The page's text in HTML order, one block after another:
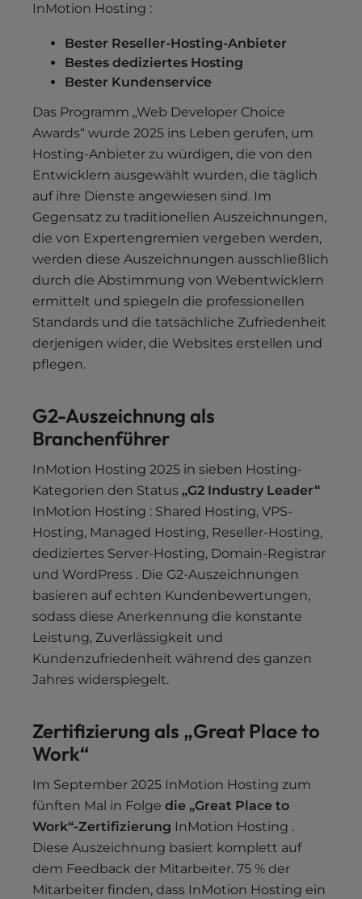
InMotion Hosting :
Bester Reseller-Hosting-Anbieter
Bestes dediziertes Hosting
Bester Kundenservice
Das Programm „Web Developer Choice
Awards“ wurde 2025 ins Leben gerufen, um
Hosting-Anbieter zu würdigen, die von den
Entwicklern ausgewählt wurden, die täglich
auf ihre Dienste angewiesen sind. Im
Gegensatz zu traditionellen Auszeichnungen,
die von Expertengremien vergeben werden,
werden diese Auszeichnungen ausschließlich
durch die Abstimmung von Webentwicklern
ermittelt und spiegeln die professionellen
Standards und die tatsächliche Zufriedenheit
derjenigen wider, die Websites erstellen und
pflegen.
G2-Auszeichnung als
Branchenführer
InMotion Hosting 2025 in sieben Hosting-
Kategorien den Status „G2 Industry Leader“
InMotion Hosting : Shared Hosting, VPS-
Hosting, Managed Hosting, Reseller-Hosting,
dediziertes Server-Hosting, Domain-Registrar
und WordPress . Die G2-Auszeichnungen
basieren auf echten Kundenbewertungen,
sodass diese Anerkennung die konstante
Leistung, Zuverlässigkeit und
Kundenzufriedenheit während des ganzen
Jahres widerspiegelt.
Zertifizierung als „Great Place to
Work“
Im September 2025 InMotion Hosting zum
fünften Mal in Folge die „Great Place to
Work“-Zertifizierung InMotion Hosting .
Diese Auszeichnung basiert komplett auf
dem Feedback der Mitarbeiter. 75 % der
Mitarbeiter finden, dass InMotion Hosting ein